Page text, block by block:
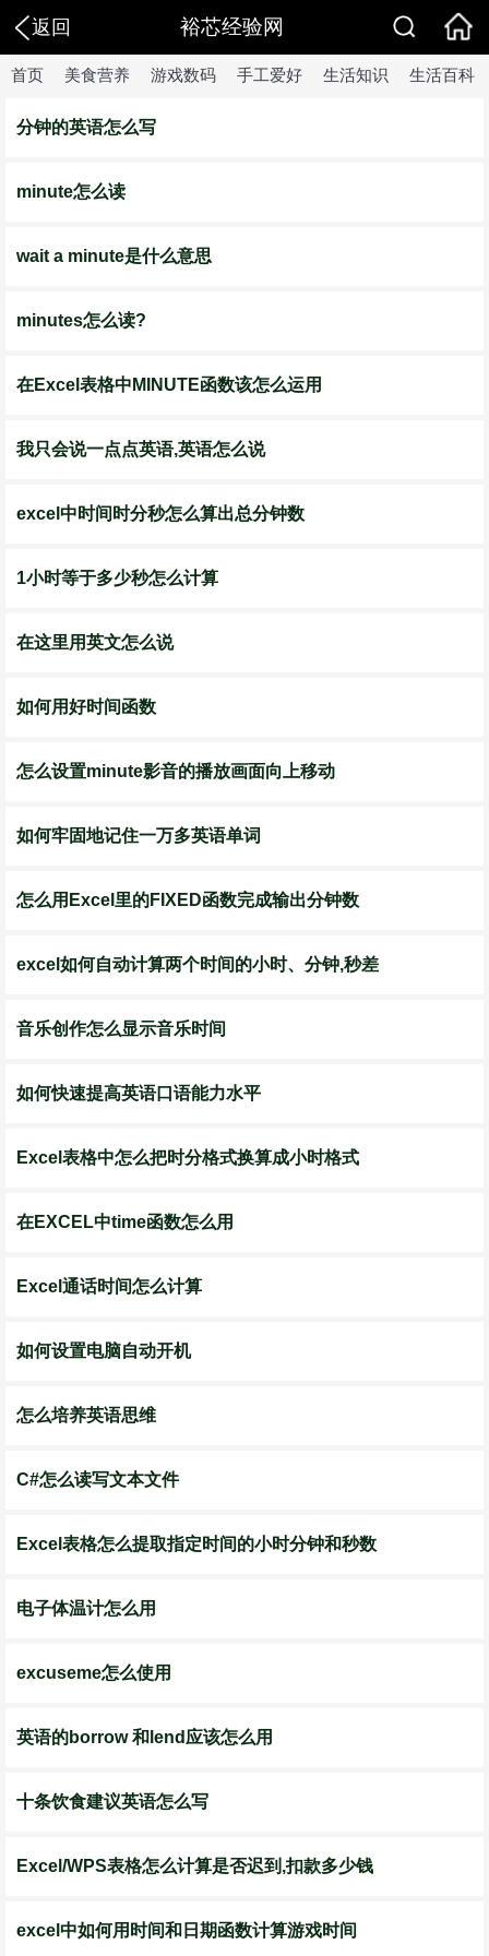
返回 裕芯经验网
首页 美食营养 游戏数码 手工爱好 生活知识 生活百科
分钟的英语怎么写
minute怎么读
wait a minute是什么意思
minutes怎么读?
在Excel表格中MINUTE函数该怎么运用
我只会说一点点英语,英语怎么说
excel中时间时分秒怎么算出总分钟数
1小时等于多少秒怎么计算
在这里用英文怎么说
如何用好时间函数
怎么设置minute影音的播放画面向上移动
如何牢固地记住一万多英语单词
怎么用Excel里的FIXED函数完成输出分钟数
excel如何自动计算两个时间的小时、分钟,秒差
音乐创作怎么显示音乐时间
如何快速提高英语口语能力水平
Excel表格中怎么把时分格式换算成小时格式
在EXCEL中time函数怎么用
Excel通话时间怎么计算
如何设置电脑自动开机
怎么培养英语思维
C#怎么读写文本文件
Excel表格怎么提取指定时间的小时分钟和秒数
电子体温计怎么用
excuseme怎么使用
英语的borrow 和lend应该怎么用
十条饮食建议英语怎么写
Excel/WPS表格怎么计算是否迟到,扣款多少钱
excel中如何用时间和日期函数计算游戏时间